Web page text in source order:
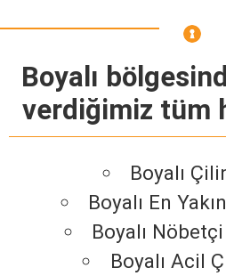
Boyalı
verdiğimiz tüm
Boyalı
Boyalı En
Boyalı
Boyalı Acil